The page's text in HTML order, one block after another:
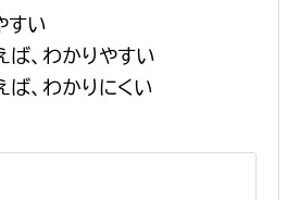
すい
ば、わかりやすい
ば、わかりにくい